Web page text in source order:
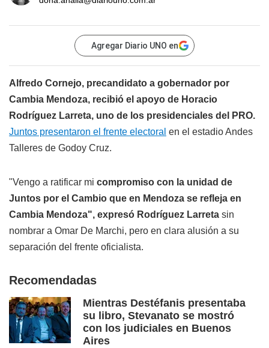
Agregar Diario UNO en
Alfredo Cornejo, precandidato a gobernador por
Cambia Mendoza, recibió el apoyo de Horacio
Rodríguez Larreta, uno de los presidenciales del PRO.
Juntos presentaron el frente electoral en el estadio Andes
Talleres de Godoy Cruz.
"Vengo a ratificar mi compromiso con la unidad de
Juntos por el Cambio que en Mendoza se refleja en
Cambia Mendoza", expresó Rodríguez Larreta sin
nombrar a Omar De Marchi, pero en clara alusión a su
separación del frente oficialista.
Recomendadas
Mientras Destéfanis presentaba
su libro, Stevanato se mostró
con los judiciales en Buenos
Aires